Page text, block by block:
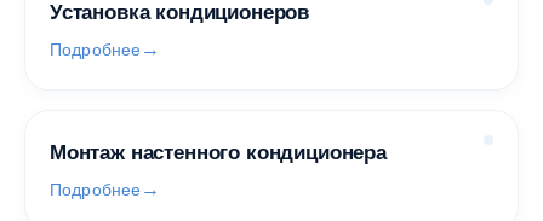
Установка кондиционеров
Подробнее
Монтаж настенного кондиционера
Подробнее